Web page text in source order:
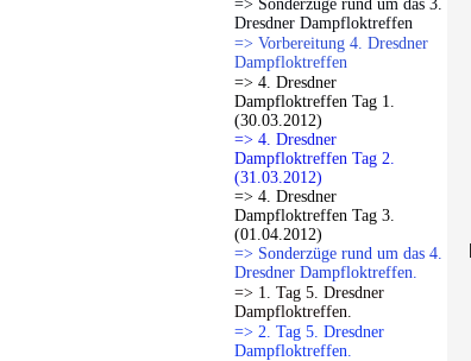
=> Sonderzüge rund um das 3.
Dresdner Dampfloktreffen
=> Vorbereitung 4. Dresdner
Dampfloktreffen
=> 4. Dresdner
Dampfloktreffen Tag 1.
(30.03.2012)
=> 4. Dresdner
Dampfloktreffen Tag 2.
(31.03.2012)
=> 4. Dresdner
Dampfloktreffen Tag 3.
(01.04.2012)
=> Sonderzüge rund um das 4.
Dresdner Dampfloktreffen.
=> 1. Tag 5. Dresdner
Dampfloktreffen.
=> 2. Tag 5. Dresdner
Dampfloktreffen.